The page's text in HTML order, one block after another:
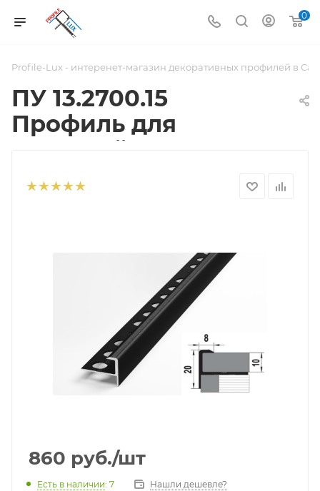
0
Profile-Lux - интеренет-магазин декоративных профилей в
ПУ 13.2700.15
Профиль для
ступеней 8х20 мм,
алюминий
860 руб./шт
Есть в наличии: 7 Нашли дешевле?